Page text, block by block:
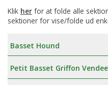
Klik her for at folde alle
sektioner for vise/folde ud
Basset Hound
Petit Basset Griffon